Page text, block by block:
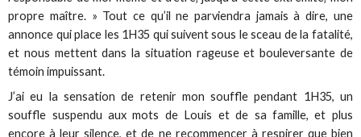
propre maître. » Tout ce qu’il ne parviendra jamais à dire, une
annonce qui place les 1H35 qui suivent sous le sceau de la fatalité,
et nous mettent dans la situation rageuse et bouleversante de
témoin impuissant.
J’ai eu la sensation de retenir mon souffle pendant 1H35, un
souffle suspendu aux mots de Louis et de sa famille, et plus
encore à leur silence, et de ne recommencer à respirer que bien